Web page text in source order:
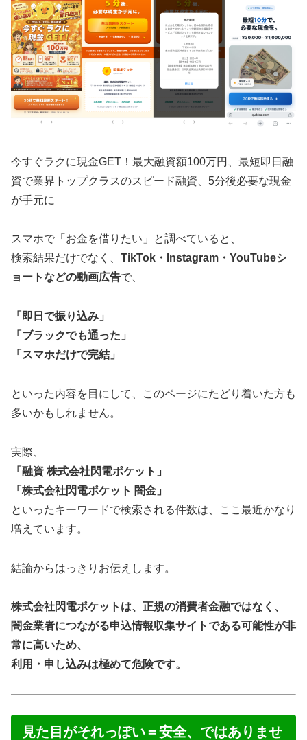
今すぐラクに現金GET！最大融資額100万円、最短即日融
資で業界トップクラスのスピード融資、5分後必要な現金
が手元に
スマホで「お金を借りたい」と調べていると、
検索結果だけでなく、 TikTok・Instagram・YouTubeシ
ョートなどの動画広告で、
「即日で振り込み」
「ブラックでも通った」
「スマホだけで完結」
といった内容を目にして、このページにたどり着いた方も
多いかもしれません。
実際、
「融資 株式会社閃電ポケット」
「株式会社閃電ポケット 闇金」
といったキーワードで検索される件数は、ここ最近かなり
増えています。
結論からはっきりお伝えします。
株式会社閃電ポケットは、正規の消費者金融ではなく、
闇金業者につながる申込情報収集サイトである可能性が非
常に高いため、
利用・申し込みは極めて危険です。
見た目がそれっぽい＝安全、ではありませ